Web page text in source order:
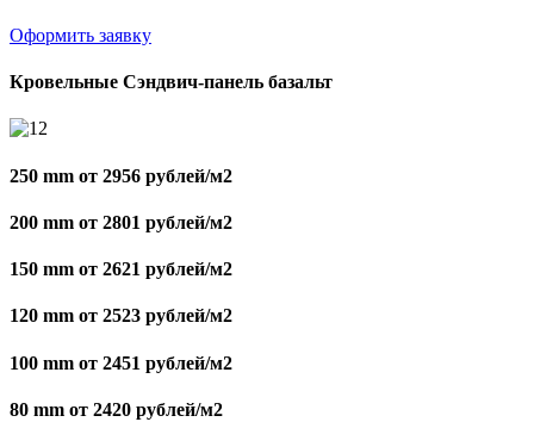
Оформить заявку
Кровельные Сэндвич-панель базальт
250 mm от 2956 рублей/м2
200 mm от 2801 рублей/м2
150 mm от 2621 рублей/м2
120 mm от 2523 рублей/м2
100 mm от 2451 рублей/м2
80 mm от 2420 рублей/м2